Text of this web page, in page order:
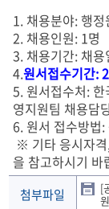
1. 채용분야: 행정
2. 채용인원: 1명
3. 채용기간: 채
4.원서접수기간:
5. 원서접수처:
영지원팀 채용담
6. 원서 접수방법
※ 기타 응시자
을 참고하시기 바
첨부파일
[